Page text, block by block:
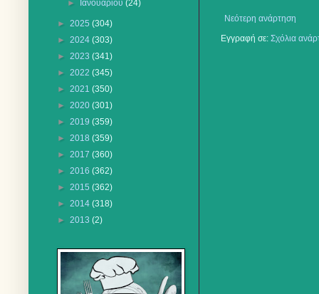
Νεότερη ανάρτηση
Εγγραφή σε: Σχόλια
►
Ιανουαρίου(24)
► 2025 (304)
► 2024 (303)
► 2023 (341)
► 2022 (345)
► 2021 (350)
► 2020 (301)
► 2019 (359)
► 2018 (359)
► 2017 (360)
► 2016 (362)
► 2015 (362)
► 2014 (318)
► 2013 (2)